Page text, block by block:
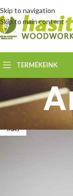
Skip to navigation
Skip to main content
TERMÉKEINK
MÁJ